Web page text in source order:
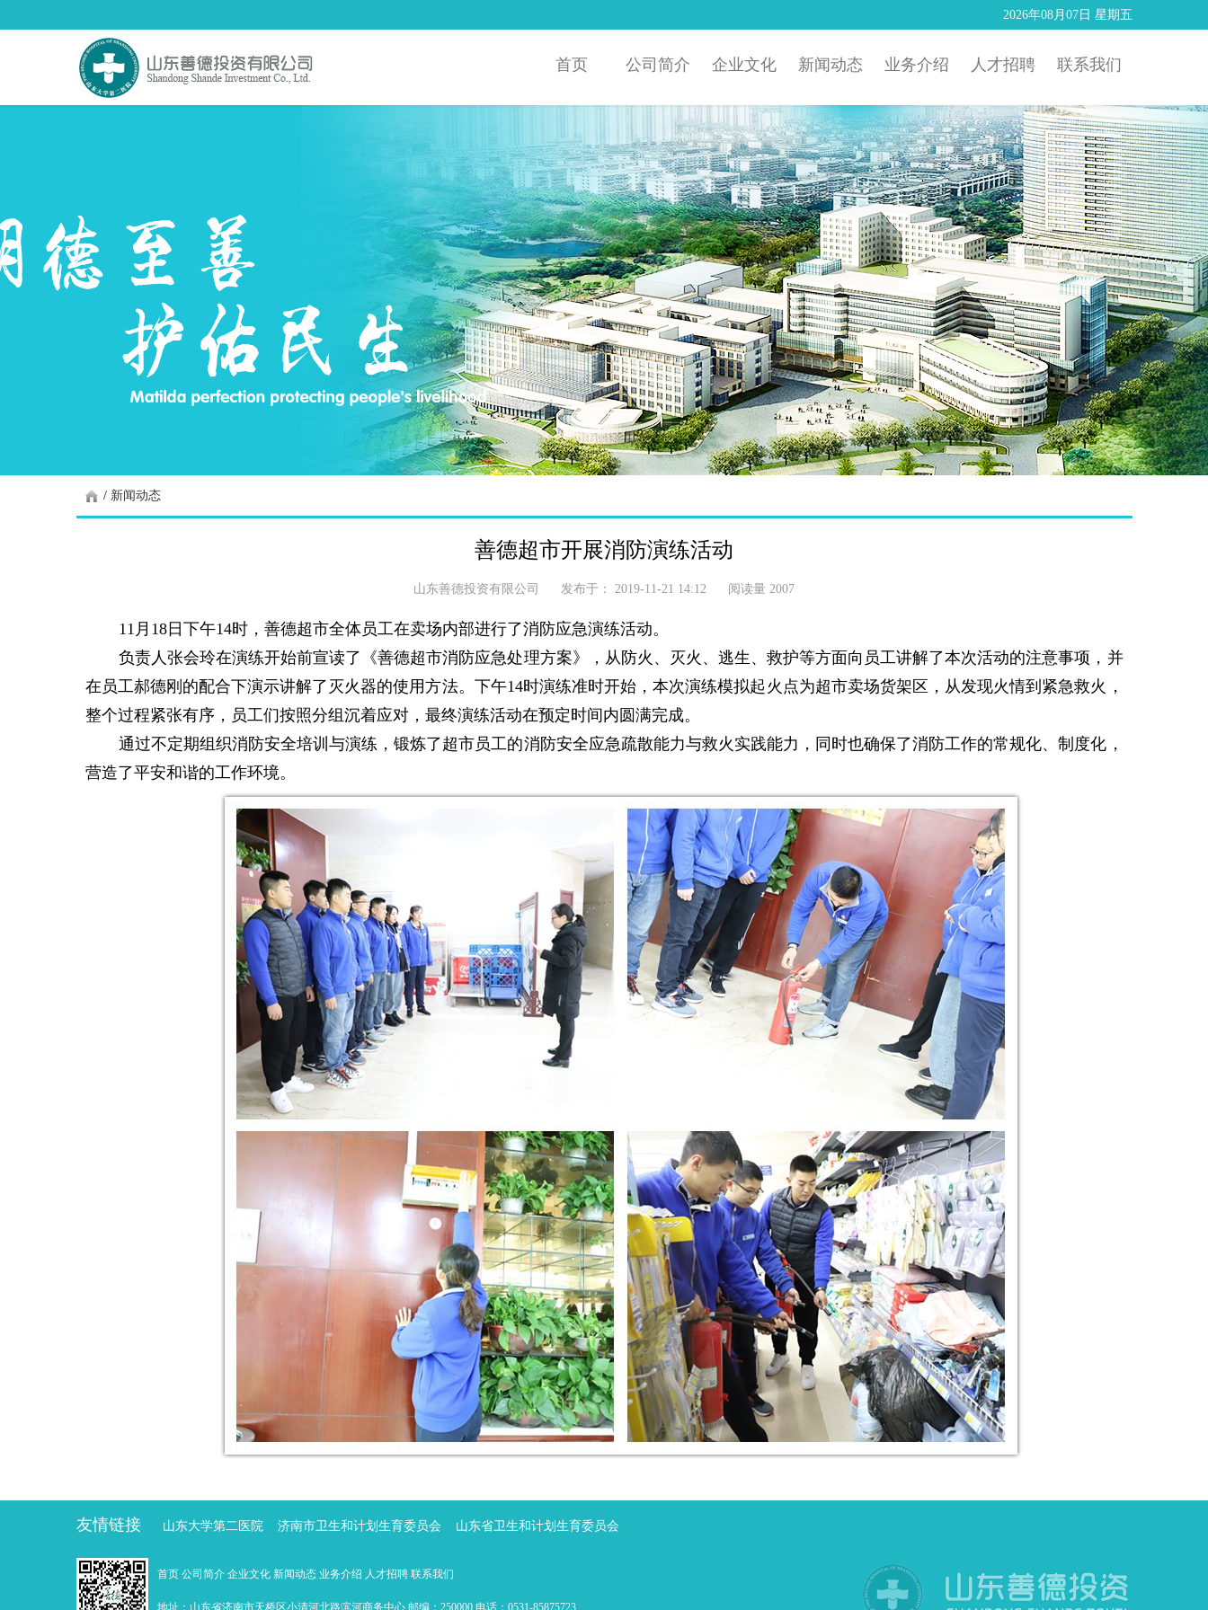
2026年08月07日 星期五
首页 公司简介 企业文化 新闻动态 业务介绍 人才招聘 联系我们
/ 新闻动态
善德超市开展消防演练活动
山东善德投资有限公司 发布于： 2019-11-21 14:12 阅读量 2007
11月18日下午14时，善德超市全体员工在卖场内部进行了消防应急演练活动。
负责人张会玲在演练开始前宣读了《善德超市消防应急处理方案》，从防火、灭火、逃生、救护等方面向员工讲解了本次活动的注意事项，并
在员工郝德刚的配合下演示讲解了灭火器的使用方法。下午14时演练准时开始，本次演练模拟起火点为超市卖场货架区，从发现火情到紧急救火，
整个过程紧张有序，员工们按照分组沉着应对，最终演练活动在预定时间内圆满完成。
通过不定期组织消防安全培训与演练，锻炼了超市员工的消防安全应急疏散能力与救火实践能力，同时也确保了消防工作的常规化、制度化，
营造了平安和谐的工作环境。
友情链接 山东大学第二医院 济南市卫生和计划生育委员会 山东省卫生和计划生育委员会
首页 公司简介 企业文化 新闻动态 业务介绍 人才招聘 联系我们
地址：山东省济南市天桥区小清河北路滨河商务中心 邮编：250000 电话：0531-85875723